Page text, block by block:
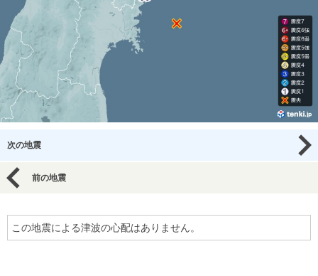
次の地震
前の地震
この地震による津波の心配はありません。